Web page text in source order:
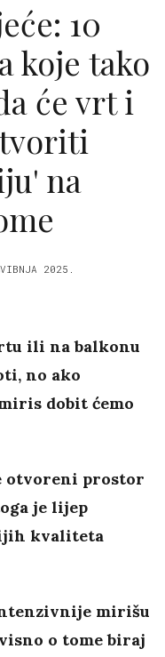
10
koje tako
će vrt i
na
2025.
ili na balkonu
no ako
dobit ćemo
otvoreni prostor
je lijep
kvaliteta
mirišu
visno o tome biraj